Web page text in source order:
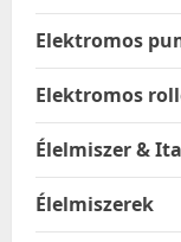
Elektromos
Elektromos
Élelmiszer &
Élelmiszerek